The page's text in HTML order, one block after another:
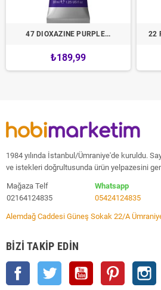
47 DIOXAZINE PURPLE...
₺189,99
22
1984 yılında İstanbul/Ümraniye'de kuruldu.
ve istekleri doğrultusunda ürün yelpazesini
Mağaza Telf
02164124835
Whatsapp
05424124835
Alemdağ Caddesi Güneş Sokak 22/A
BIZI TAKIP EDIN
Facebook Twitter YouTube Pinterest